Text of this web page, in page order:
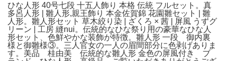
ひな人形 40号七段 十五人飾り 本格 伝統 フルセット。真
多呂人形 | 雛人形,親王飾り 本金佐賀錦 花園雛セット | 雛
人形。雛人形セット 草木絞り染 | ざくろ × 茜 | 屏風 うずグ
リーン | 工房 縫nui。伝統的なひな祭り用の豪華なひな人
形セット、色鮮やかな装飾が特徴。雛人形 一段 御内裏
様と御雛様③。三人官女の一人の眉間部分に色剥げありま
す。美品 桂由美 伝統的な雛人形 金色の屏風付き ブ